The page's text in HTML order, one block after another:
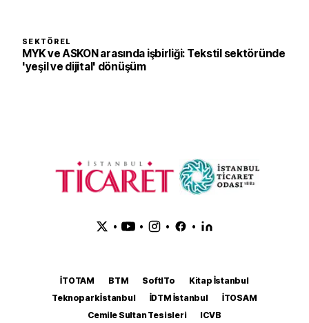
SEKTÖREL
MYK ve ASKON arasında işbirliği: Tekstil sektöründe
'yeşil ve dijital' dönüşüm
• • • •
İTOTAM BTM SoftITo
Kitap İstanbul
Teknopark İstanbul
İDTM İstanbul
İTOSAM
Cemile Sultan Tesisleri
ICVB